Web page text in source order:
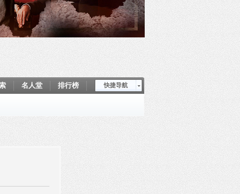
快捷导航
名人堂
排行榜